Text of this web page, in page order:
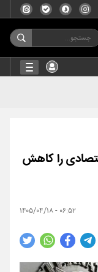
را کاهش
۰۶:۵۲ - ۱۴۰۵/۰۴/۱۸